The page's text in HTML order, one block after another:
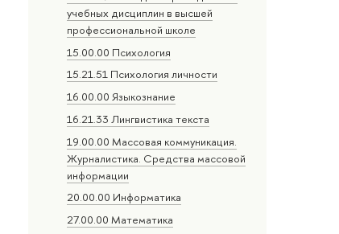
учебных дисциплин в высшей
профессиональной школе
15.00.00 Психология
15.21.51 Психология личности
16.00.00 Языкознание
16.21.33 Лингвистика текста
19.00.00 Массовая коммуникация.
Журналистика. Средства массовой
информации
20.00.00 Информатика
27.00.00 Математика